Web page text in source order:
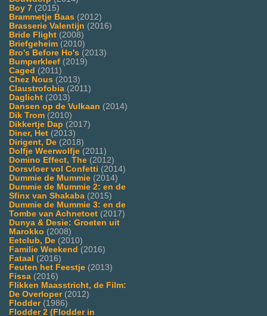
Boy 7 (2015)
Brammetje Baas (2012)
Brasserie Valentijn (2016)
Bride Flight (2008)
Briefgeheim (2010)
Bro's Before Ho's (2013)
Bumperkleef (2019)
Caged (2011)
Chez Nous (2013)
Claustrofobia (2011)
Daglicht (2013)
Dansen op de Vulkaan (2014)
Dik Trom (2010)
Dikkertje Dap (2017)
Diner, Het (2013)
Dirigent, De (2018)
Dolfje Weerwolfje (2011)
Domino Effect, The (2012)
Dorsvloer vol Confetti (2014)
Dummie de Mummie (2014)
Dummie de Mummie 2: en de
Sfinx van Shakaba (2015)
Dummie de Mummie 3: en de
Tombe van Achnetoet (2017)
Dunya & Desie: Groeten uit
Marokko (2008)
Eetclub, De (2010)
Familie Weekend (2016)
Fataal (2016)
Feuten het Feestje (2013)
Fissa (2016)
Flikken Maasstricht, de Film:
De Overloper(2012)
Flodder(1986)
Flodder 2 (Flodder in